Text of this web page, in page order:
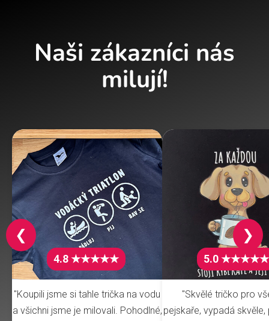
Naši zákazníci nás
milují!
4.8 ★★★★★
"Koupili jsme si tahle trička na vodu
a všichni jsme je milovali. Pohodlné,
5.0 ★★★★★
"Skvělé tričko pro
pejskaře, vypadá
❮ ❯